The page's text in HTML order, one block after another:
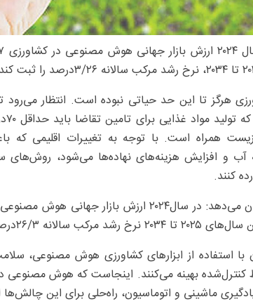
همراه است. با توجه به تغییرات اقلیمی که
و افزایش هزینه‌های نهاده‌ها می‌‌شود، روش‌های
کنند.
۳/‏۲۶‌درصد را ثبت کند.
با استفاده از ابزارهای کشاورزی هوش مصنوعی،
کنترل‌شده بهینه می‌کنند. اینجاست که هوش
ماشینی و اتوماسیون، راه‌حلی برای این